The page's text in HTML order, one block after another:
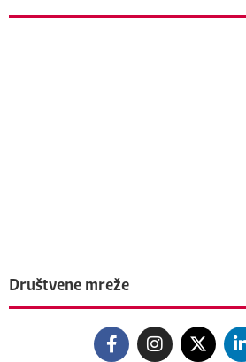
Društvene mreže